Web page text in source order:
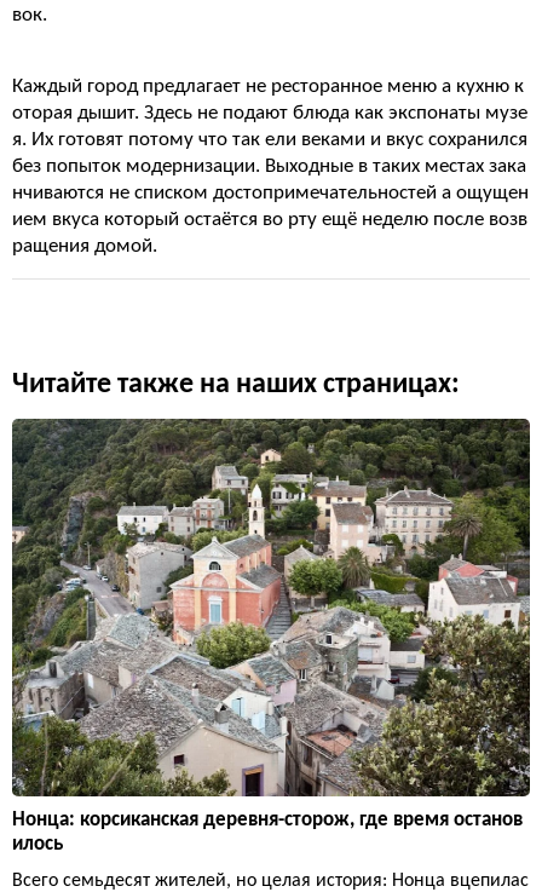
вок.
Каждый город предлагает не ресторанное меню а кухню к
оторая дышит. Здесь не подают блюда как экспонаты музе
я. Их готовят потому что так ели веками и вкус сохранился
без попыток модернизации. Выходные в таких местах зака
нчиваются не списком достопримечательностей а ощущен
ием вкуса который остаётся во рту ещё неделю после возв
ращения домой.
Читайте также на наших страницах:
Нонца: корсиканская деревня-сторож, где время останов
илось
Всего семьдесят жителей, но целая история: Нонца вцепилас